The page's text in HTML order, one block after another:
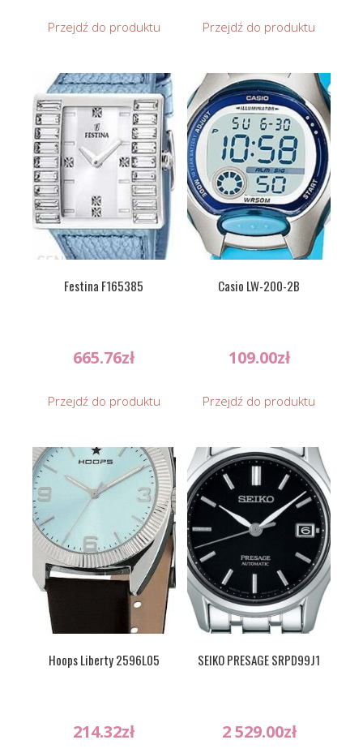
Przejdź do produktu Przejdź do produktu
Festina F165385
665.76zł
Przejdź do produktu
Casio LW-200-2B
109.00zł
Przejdź do produktu
Hoops Liberty 2596L05
214.32zł
SEIKO PRESAGE SRPD99J1
2 529.00zł